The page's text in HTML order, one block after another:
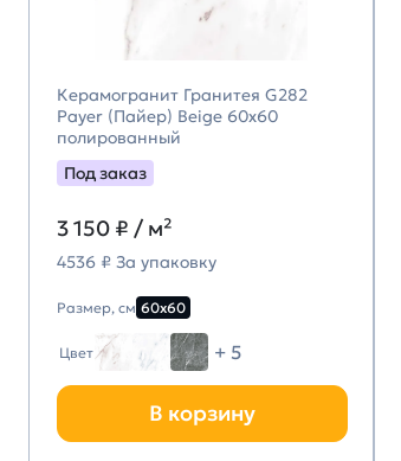
Керамогранит Гранитея G282
Payer (Пайер) Beige 60х60
полированный
Под заказ
3 150 ₽ / м²
4536 ₽ За упаковку
Размер, см 60х60
Цвет + 5
В корзину